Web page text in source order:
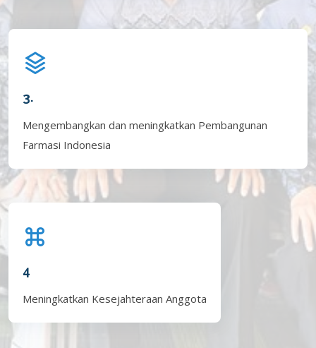
3.
Mengembangkan dan meningkatkan Pembangunan
Farmasi Indonesia
4
Meningkatkan Kesejahteraan Anggota